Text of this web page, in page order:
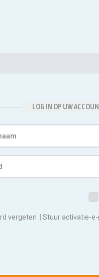
LOG IN OP UW
vergeten Stuur activatie-